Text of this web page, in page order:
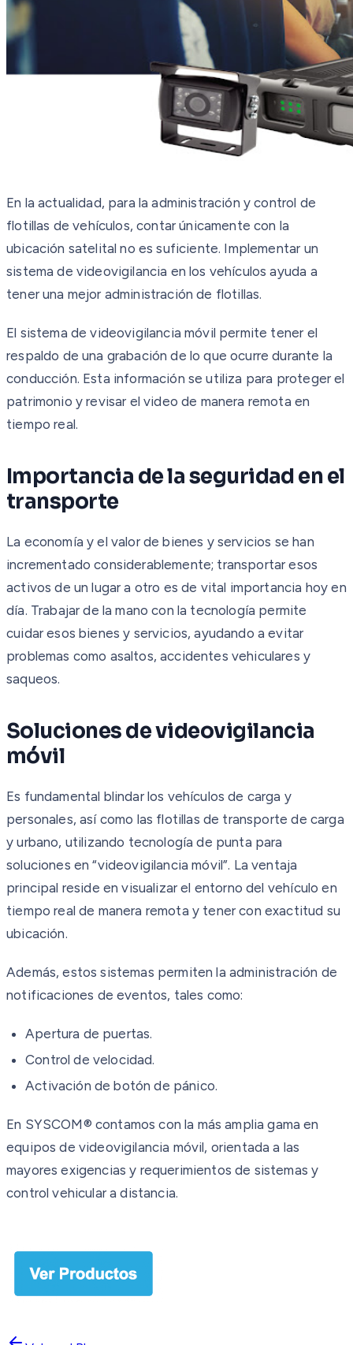
En la actualidad, para la administración y control de
flotillas de vehículos, contar únicamente con la
ubicación satelital no es suficiente. Implementar un
sistema de videovigilancia en los vehículos ayuda a
tener una mejor administración de flotillas.
El sistema de videovigilancia móvil permite tener el
respaldo de una grabación de lo que ocurre durante la
conducción. Esta información se utiliza para proteger el
patrimonio y revisar el video de manera remota en
tiempo real.
Importancia de la seguridad en el
transporte
La economía y el valor de bienes y servicios se han
incrementado considerablemente; transportar esos
activos de un lugar a otro es de vital importancia hoy en
día. Trabajar de la mano con la tecnología permite
cuidar esos bienes y servicios, ayudando a evitar
problemas como asaltos, accidentes vehiculares y
saqueos.
Soluciones de videovigilancia
móvil
Es fundamental blindar los vehículos de carga y
personales, así como las flotillas de transporte de carga
y urbano, utilizando tecnología de punta para
soluciones en “videovigilancia móvil”. La ventaja
principal reside en visualizar el entorno del vehículo en
tiempo real de manera remota y tener con exactitud su
ubicación.
Además, estos sistemas permiten la administración de
notificaciones de eventos, tales como:
Apertura de puertas.
Control de velocidad.
Activación de botón de pánico.
En SYSCOM® contamos con la más amplia gama en
equipos de videovigilancia móvil, orientada a las
mayores exigencias y requerimientos de sistemas y
control vehicular a distancia.